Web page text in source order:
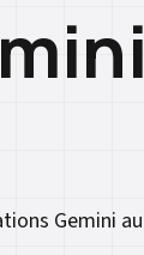
Gemini au